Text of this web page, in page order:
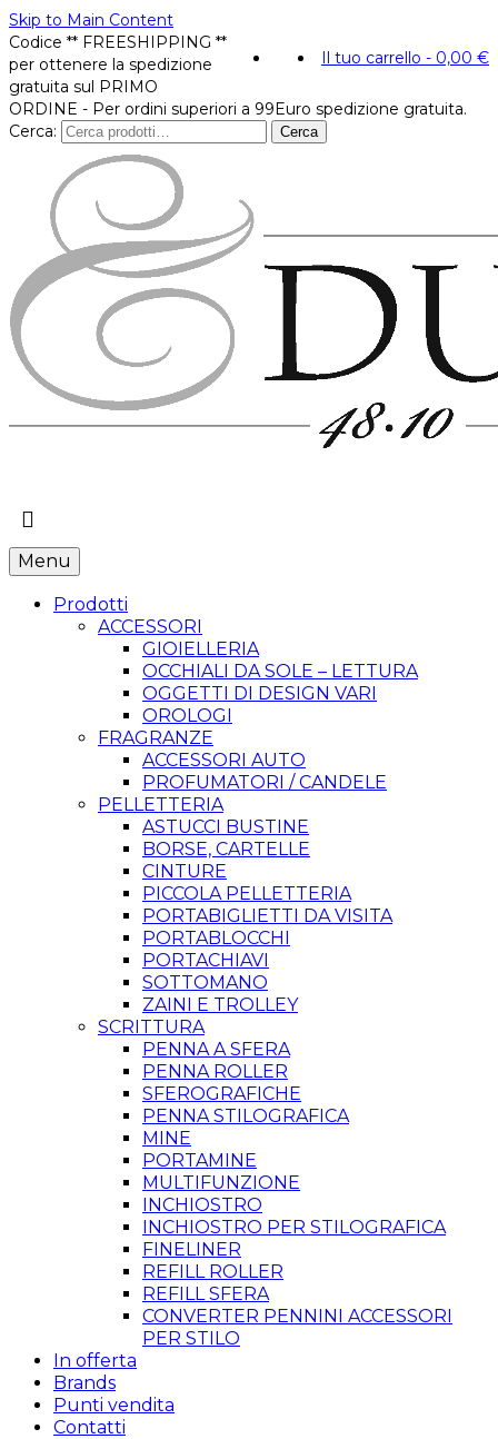
Skip to Main Content
Il tuo carrello - 0,00 €
Codice ** FREESHIPPING **
per ottenere la spedizione
gratuita sul PRIMO
ORDINE - Per ordini superiori a 99Euro spedizione gratuita.
Cerca:
Cerca
Menu
Prodotti
ACCESSORI
GIOIELLERIA
OCCHIALI DA SOLE – LETTURA
OGGETTI DI DESIGN VARI
OROLOGI
FRAGRANZE
ACCESSORI AUTO
PROFUMATORI / CANDELE
PELLETTERIA
ASTUCCI BUSTINE
BORSE, CARTELLE
CINTURE
PICCOLA PELLETTERIA
PORTABIGLIETTI DA VISITA
PORTABLOCCHI
PORTACHIAVI
SOTTOMANO
ZAINI E TROLLEY
SCRITTURA
PENNA A SFERA
PENNA ROLLER
SFEROGRAFICHE
PENNA STILOGRAFICA
MINE
PORTAMINE
MULTIFUNZIONE
INCHIOSTRO
INCHIOSTRO PER STILOGRAFICA
FINELINER
REFILL ROLLER
REFILL SFERA
CONVERTER PENNINI ACCESSORI
PER STILO
In offerta
Brands
Punti vendita
Contatti